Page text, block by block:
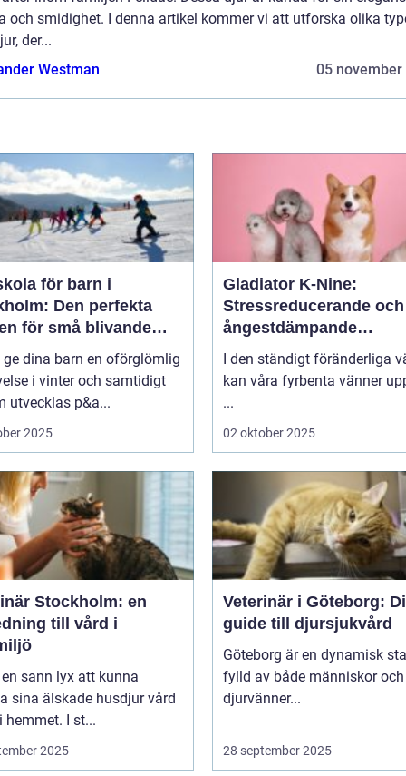
och smidighet. I denna artikel kommer vi att utforska olika
der...
Westman
05 november
för barn i
Den perfekta
för små blivande
ge dina barn en oförglömlig
i vinter och samtidigt
utvecklas p&a...
2025
Gladiator K-Nine:
Stressreducerande och
ångestdämpande
hundhalsband
I den ständigt föränderliga
kan våra fyrbenta vänner
...
02 oktober 2025
Stockholm: en
till vård i
sann lyx att kunna
sina älskade husdjur vård
hemmet. I st...
2025
Veterinär i Göteborg:
guide till djursjukvård
Göteborg är en dynamisk
fylld av både människor
djurvänner...
28 september 2025